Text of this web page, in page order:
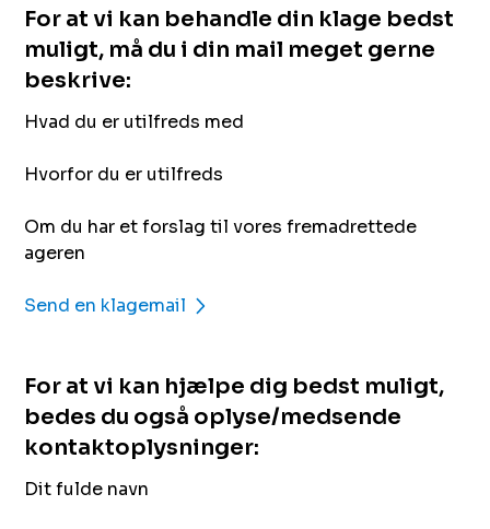
For at vi kan behandle din klage bedst
muligt, må du i din mail meget gerne
beskrive:
Hvad du er utilfreds med
Hvorfor du er utilfreds
Om du har et forslag til vores fremadrettede
ageren
Send en klagemail
For at vi kan hjælpe dig bedst muligt,
bedes du også oplyse/medsende
kontaktoplysninger:
Dit fulde navn